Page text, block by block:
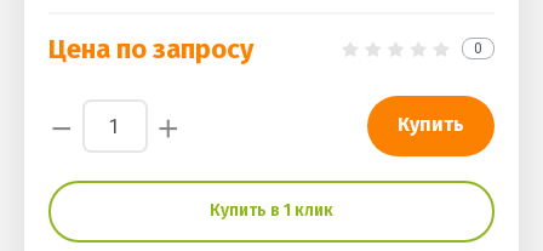
Цена по запросу 0
− + Купить
Купить в 1 клик